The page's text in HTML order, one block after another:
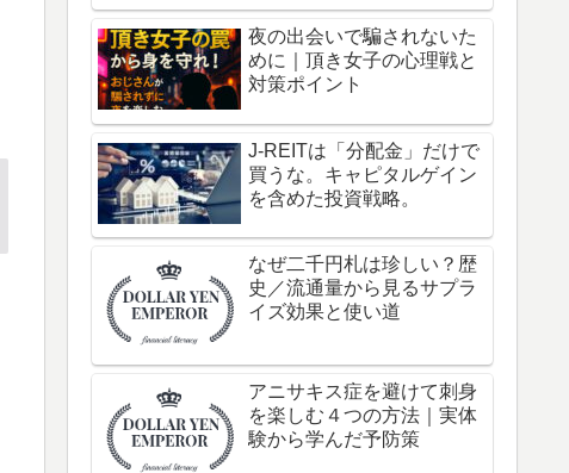
夜の出会いで騙されないた
めに｜頂き女子の心理戦と
対策ポイント
J-REITは「分配金」だけで
買うな。キャピタルゲイン
を含めた投資戦略。
なぜ二千円札は珍しい？歴
史／流通量から見るサプラ
イズ効果と使い道
アニサキス症を避けて刺身
を楽しむ４つの方法｜実体
験から学んだ予防策